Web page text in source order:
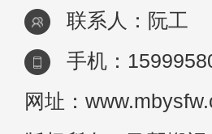
联系人：阮工
手机：
网址：